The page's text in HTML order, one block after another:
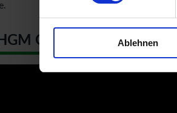
Ablehnen
Gartenhäuser